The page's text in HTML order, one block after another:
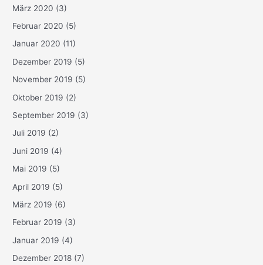
März 2020 (3)
Februar 2020 (5)
Januar 2020 (11)
Dezember 2019 (5)
November 2019 (5)
Oktober 2019 (2)
September 2019 (3)
Juli 2019 (2)
Juni 2019 (4)
Mai 2019 (5)
April 2019 (5)
März 2019 (6)
Februar 2019 (3)
Januar 2019 (4)
Dezember 2018 (7)